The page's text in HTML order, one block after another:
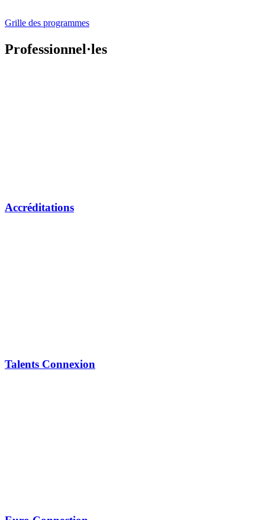
Grille des programmes
Professionnel·les
Accréditations
Talents Connexion